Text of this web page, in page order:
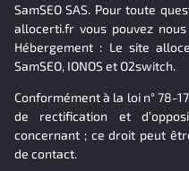
SamSEO SAS. Pour toute
allocerti.fr vous pouvez
Hébergement : Le site
SamSEO, IONOS et O2switch.
Conformément à la loi n° 78-
de rectification et
concernant ; ce droit peut
de contact.